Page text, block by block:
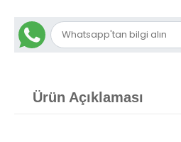
Ürün Açıklaması